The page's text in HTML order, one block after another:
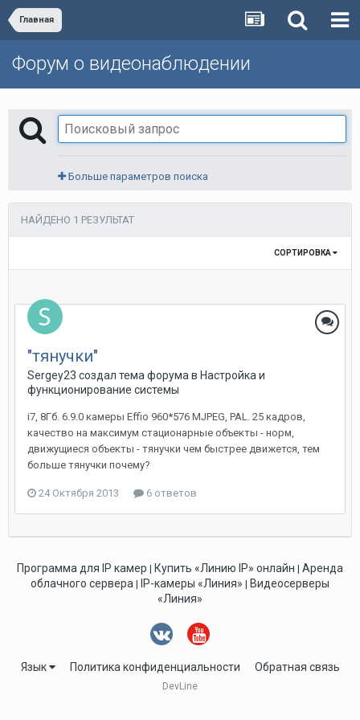
Главная
Форум о видеонаблюдении
Больше параметров поиска
НАЙДЕНО 1 РЕЗУЛЬТАТ
СОРТИРОВКА
"тянучки"
Sergey23 создал тема форума в Настройка и
функционирование системы
i7, 8Гб. 6.9.0 камеры Effio 960*576 MJPEG, PAL. 25 кадров,
качество на максимум стационарные объекты - норм,
движущиеся объекты - тянучки чем быстрее движется, тем
больше тянучки почему?
24 Октября 2013 6 ответов
Программа для IP камер | Купить «Линию IP» онлайн | Аренда
облачного сервера | IP-камеры «Линия» | Видеосерверы
«Линия»
Язык Политика конфиденциальности Обратная связь
DevLine